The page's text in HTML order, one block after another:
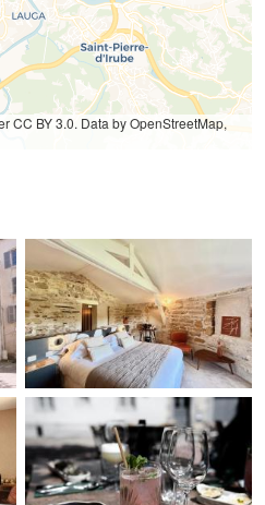
CC BY 3.0. Data by OpenStreetMap,